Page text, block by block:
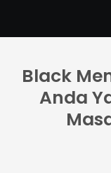
Black
Anda